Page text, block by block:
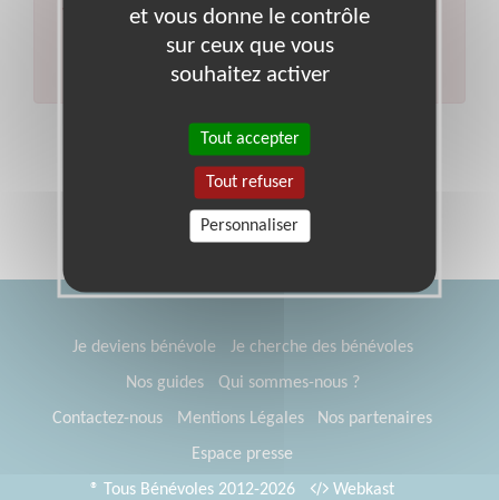
Veuillez indiquer moins de critères et/ou remplacer
votre code postal par celui de votre département.
Effectuer une nouvelle recherche
Je deviens bénévole
Je cherche des bénévoles
Nos guides
Qui sommes-nous ?
Contactez-nous
Mentions Légales
Nos partenaires
Espace presse
® Tous Bénévoles 2012-2026
Webkast
et vous donne le contrôle
sur ceux que vous
souhaitez activer
Tout accepter
Tout refuser
Personnaliser